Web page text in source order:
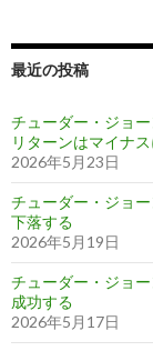
最近の投稿
チューダー・ジョ
リターンはマイナ
2026年5月23日
チューダー・ジョ
下落する
2026年5月19日
チューダー・ジョ
成功する
2026年5月17日